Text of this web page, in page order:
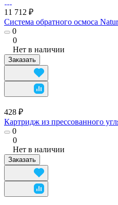
11 712 ₽
Система обратного осмоса
0
0
Нет в наличии
Заказать
428 ₽
Картридж из прессованного
0
0
Нет в наличии
Заказать